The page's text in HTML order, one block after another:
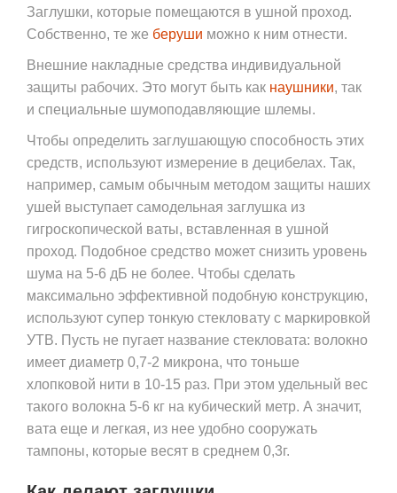
Заглушки, которые помещаются в ушной проход.
Собственно, те же беруши можно к ним отнести.
Внешние накладные средства индивидуальной
защиты рабочих. Это могут быть как наушники, так
и специальные шумоподавляющие шлемы.
Чтобы определить заглушающую способность этих
средств, используют измерение в децибелах. Так,
например, самым обычным методом защиты наших
ушей выступает самодельная заглушка из
гигроскопической ваты, вставленная в ушной
проход. Подобное средство может снизить уровень
шума на 5-6 дБ не более. Чтобы сделать
максимально эффективной подобную конструкцию,
используют супер тонкую стекловату с маркировкой
УТВ. Пусть не пугает название стекловата: волокно
имеет диаметр 0,7-2 микрона, что тоньше
хлопковой нити в 10-15 раз. При этом удельный вес
такого волокна 5-6 кг на кубический метр. А значит,
вата еще и легкая, из нее удобно сооружать
тампоны, которые весят в среднем 0,3г.